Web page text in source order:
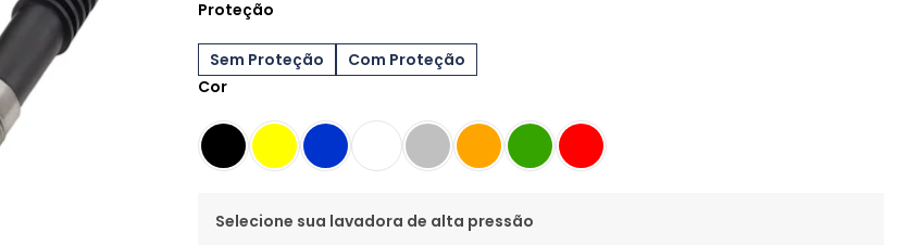
Proteção
Sem Proteção
Com Proteção
Cor
Selecione sua lavadora de alta pressão